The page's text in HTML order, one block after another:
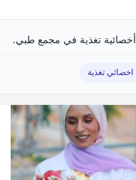
أخصائية تغذية في مجمع طبي.
اخصائي تغذية